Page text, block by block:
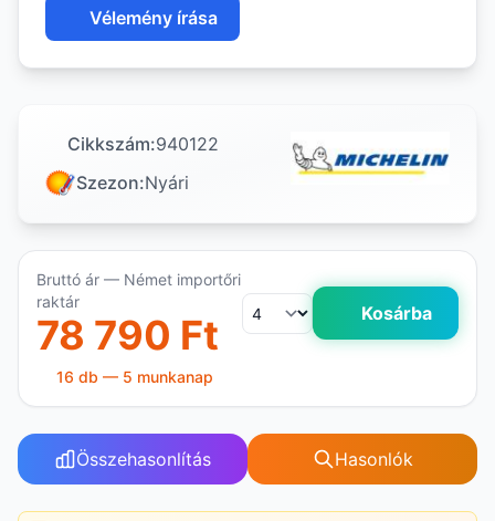
Vélemény írása
Cikkszám:940122
Szezon:Nyári
Bruttó ár — Német importőri
raktár
78 790 Ft Kosárba
16 db — 5 munkanap
Összehasonlítás Hasonlók